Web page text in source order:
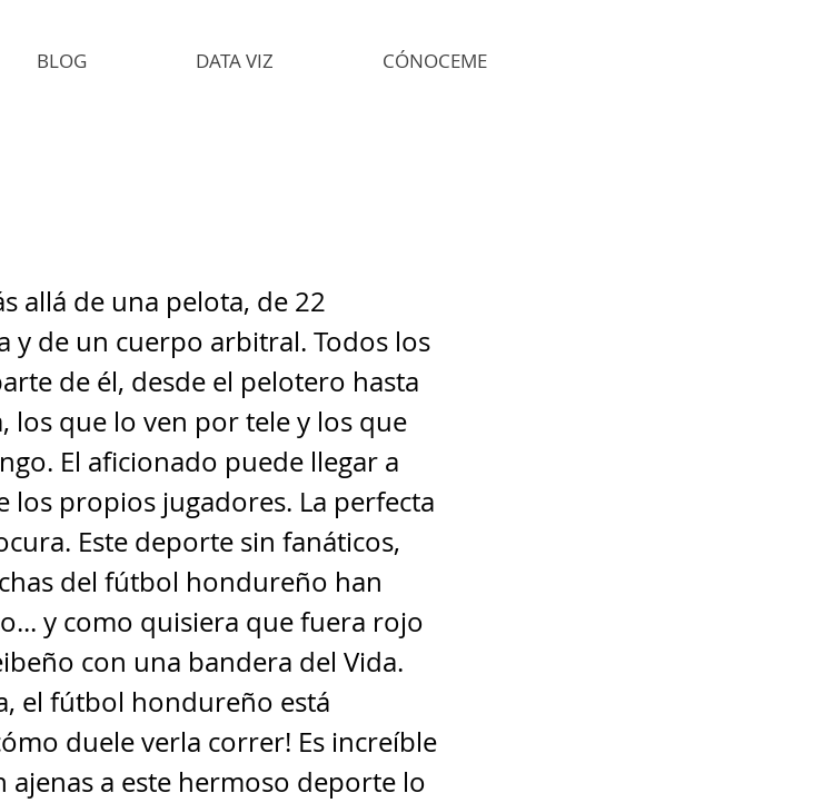
BLOG DATA VIZ CÓNOCEME
allá de una pelota, de 22
y de un cuerpo arbitral. Todos los
de él, desde el pelotero hasta
los que lo ven por tele y los que
El aficionado puede llegar a
los propios jugadores. La perfecta
Este deporte sin fanáticos,
del fútbol hondureño han
y como quisiera que fuera rojo
con una bandera del Vida.
el fútbol hondureño está
duele verla correr! Es increíble
ajenas a este hermoso deporte lo